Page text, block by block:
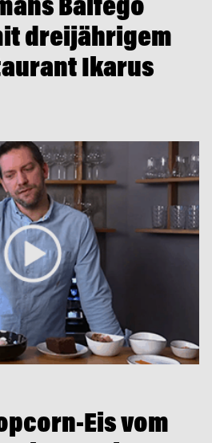
dreijährigem
Ikarus
Eis vom